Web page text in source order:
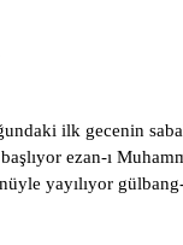
ilk gecenin
ezan-ı
yayılıyor